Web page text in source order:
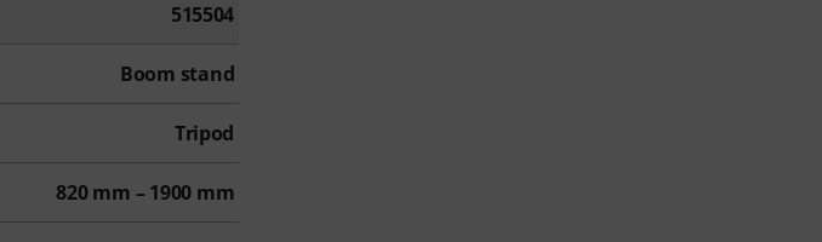
515504
Boom stand
Tripod
820 mm – 1900 mm